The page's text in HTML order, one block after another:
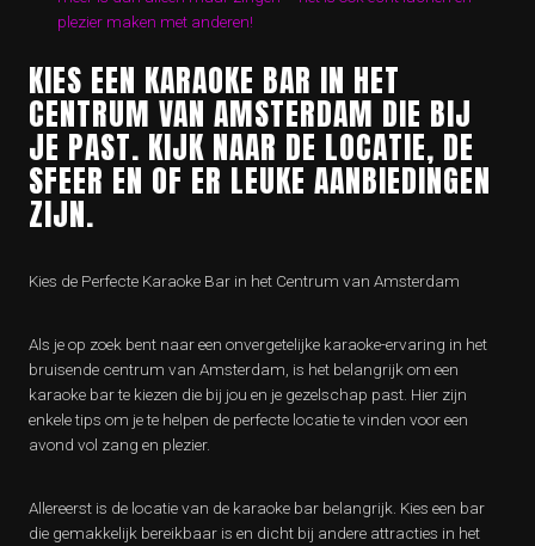
plezier maken met anderen!
KIES EEN KARAOKE BAR IN HET
CENTRUM VAN AMSTERDAM DIE BIJ
JE PAST. KIJK NAAR DE LOCATIE, DE
SFEER EN OF ER LEUKE AANBIEDINGEN
ZIJN.
Kies de Perfecte Karaoke Bar in het Centrum van Amsterdam
Als je op zoek bent naar een onvergetelijke karaoke-ervaring in het
bruisende centrum van Amsterdam, is het belangrijk om een
karaoke bar te kiezen die bij jou en je gezelschap past. Hier zijn
enkele tips om je te helpen de perfecte locatie te vinden voor een
avond vol zang en plezier.
Allereerst is de locatie van de karaoke bar belangrijk. Kies een bar
die gemakkelijk bereikbaar is en dicht bij andere attracties in het